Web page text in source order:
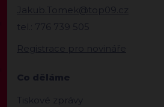
Jakub.Tomek@top09.cz
tel.: 776 739 505
Registrace pro novináře
Co děláme
Tiskové zprávy